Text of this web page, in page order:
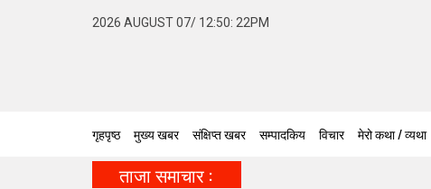
2026 AUGUST 07/ 12:50: 22PM
गृहपृष्ठ मुख्य खबर संक्षिप्त खबर सम्पादकिय विचार मेरो कथा / व्यथा
ताजा समाचार :